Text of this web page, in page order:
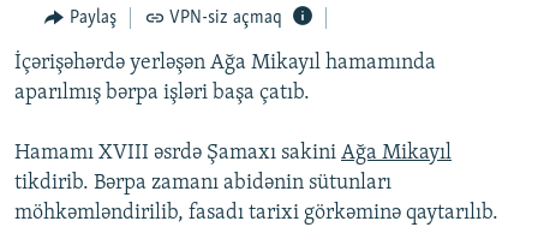
Axtarışa
keç
#ƏSLINDƏ
FƏRQƏ BAX
QANUNI DOĞRU
ARAŞDIRMA
MULTIMEDIA
Paylaş VPN-siz açmaq
İçərişəhərdə yerləşən Ağa Mikayıl hamamında
aparılmış bərpa işləri başa çatıb.
Hamamı XVIII əsrdə Şamaxı sakini Ağa Mikayıl
tikdirib. Bərpa zamanı abidənin sütunları
möhkəmləndirilib, fasadı tarixi görkəminə qaytarılıb.